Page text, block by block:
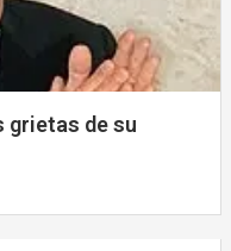
grietas de su